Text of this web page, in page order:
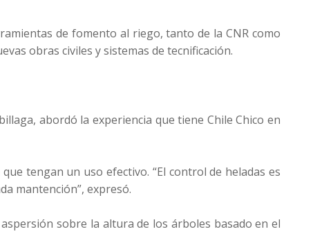
de fomento al riego, tanto de la CNR como
obras civiles y sistemas de tecnificación.
abordó la experiencia que tiene Chile Chico en
tengan un uso efectivo. “El control de heladas es
mantención”, expresó.
sobre la altura de los árboles basado en el